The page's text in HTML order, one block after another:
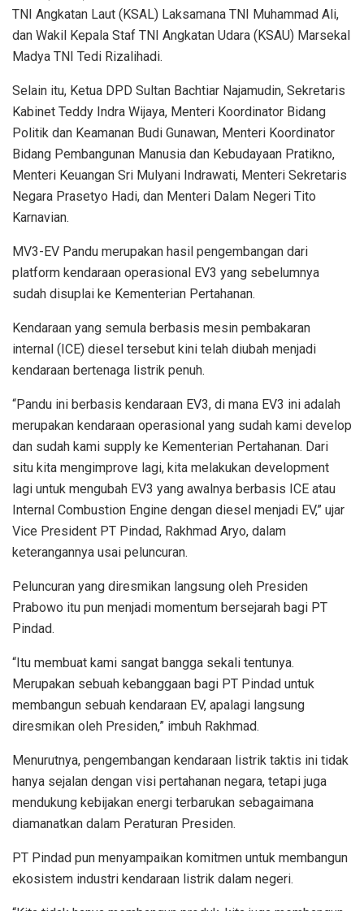
TNI Angkatan Laut (KSAL) Laksamana TNI Muhammad Ali,
dan Wakil Kepala Staf TNI Angkatan Udara (KSAU) Marsekal
Madya TNI Tedi Rizalihadi.
Selain itu, Ketua DPD Sultan Bachtiar Najamudin, Sekretaris
Kabinet Teddy Indra Wijaya, Menteri Koordinator Bidang
Politik dan Keamanan Budi Gunawan, Menteri Koordinator
Bidang Pembangunan Manusia dan Kebudayaan Pratikno,
Menteri Keuangan Sri Mulyani Indrawati, Menteri Sekretaris
Negara Prasetyo Hadi, dan Menteri Dalam Negeri Tito
Karnavian.
MV3-EV Pandu merupakan hasil pengembangan dari
platform kendaraan operasional EV3 yang sebelumnya
sudah disuplai ke Kementerian Pertahanan.
Kendaraan yang semula berbasis mesin pembakaran
internal (ICE) diesel tersebut kini telah diubah menjadi
kendaraan bertenaga listrik penuh.
“Pandu ini berbasis kendaraan EV3, di mana EV3 ini adalah
merupakan kendaraan operasional yang sudah kami develop
dan sudah kami supply ke Kementerian Pertahanan. Dari
situ kita mengimprove lagi, kita melakukan development
lagi untuk mengubah EV3 yang awalnya berbasis ICE atau
Internal Combustion Engine dengan diesel menjadi EV,” ujar
Vice President PT Pindad, Rakhmad Aryo, dalam
keterangannya usai peluncuran.
Peluncuran yang diresmikan langsung oleh Presiden
Prabowo itu pun menjadi momentum bersejarah bagi PT
Pindad.
“Itu membuat kami sangat bangga sekali tentunya.
Merupakan sebuah kebanggaan bagi PT Pindad untuk
membangun sebuah kendaraan EV, apalagi langsung
diresmikan oleh Presiden,” imbuh Rakhmad.
Menurutnya, pengembangan kendaraan listrik taktis ini tidak
hanya sejalan dengan visi pertahanan negara, tetapi juga
mendukung kebijakan energi terbarukan sebagaimana
diamanatkan dalam Peraturan Presiden.
PT Pindad pun menyampaikan komitmen untuk membangun
ekosistem industri kendaraan listrik dalam negeri.